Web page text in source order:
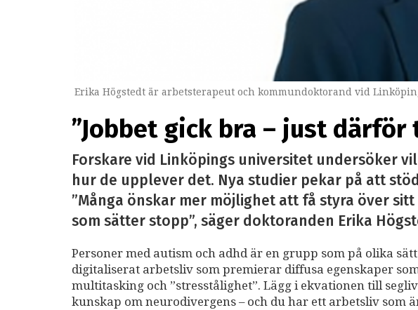
Erika Högstedt är arbetsterapeut och kommundoktorand vid
”Jobbet gick bra – just
Forskare vid Linköpings universitet undersöker
hur de upplever det. Nya studier pekar på att
”Många önskar mer möjlighet att få styra över
som sätter stopp”, säger doktoranden Erika
Personer med autism och adhd är en grupp som på olika
digitaliserat arbetsliv som premierar diffusa egenskaper
multitasking och ”stresstålighet”. Lägg i ekvationen till
kunskap om neurodivergens – och du har ett arbetsliv som